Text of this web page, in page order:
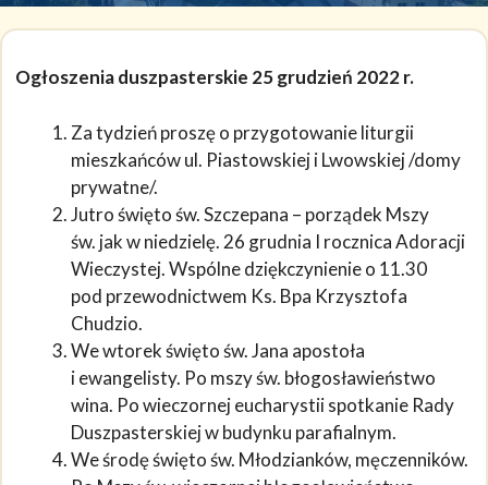
Ogłoszenia duszpasterskie 25 grudzień 2022 r.
Za tydzień proszę o przygotowanie liturgii
mieszkańców ul. Piastowskiej i Lwowskiej /domy
prywatne/.
Jutro święto św. Szczepana – porządek Mszy
św. jak w niedzielę. 26 grudnia I rocznica Adoracji
Wieczystej. Wspólne dziękczynienie o 11.30
pod przewodnictwem Ks. Bpa Krzysztofa
Chudzio.
We wtorek święto św. Jana apostoła
i ewangelisty. Po mszy św. błogosławieństwo
wina. Po wieczornej eucharystii spotkanie Rady
Duszpasterskiej w budynku parafialnym.
We środę święto św. Młodzianków, męczenników.